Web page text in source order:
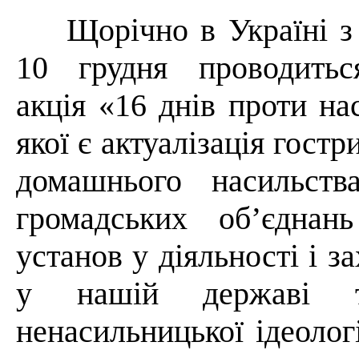
Щорічно в Україні
10 грудня
акція «16 днів проти
якої є актуалізація
домашнього
громадських
установ у діяльності і
у нашій державі
ненасильницької